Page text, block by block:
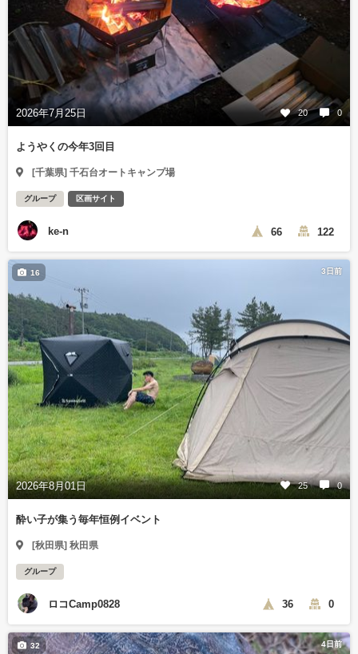
2026年7月25日 20 0
ようやくの今年3回目
[千葉県] 千石台オートキャンプ場
グループ 区画サイト
ke-n 66 122
3日前
2026年8月01日 25 0
16
酔い子が集う毎年恒例イベント
[秋田県] 秋田県
グループ
ロコCamp0828 36 0
4日前
32